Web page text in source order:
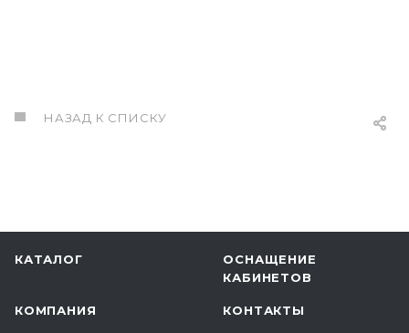
НАЗАД К СПИСКУ
КАТАЛОГ
ОСНАЩЕНИЕ
КАБИНЕТОВ
КОМПАНИЯ КОНТАКТЫ